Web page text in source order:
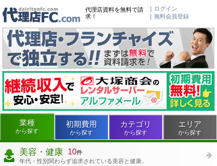
代理店資料を無料で請
求！
ログイン
無料会員登録
業種
から探す
初期費用
から探す
カテゴリ
から探す
エリア
から探す
美容・健康 10件
年代・性別関わらず追求されている美容と健康。